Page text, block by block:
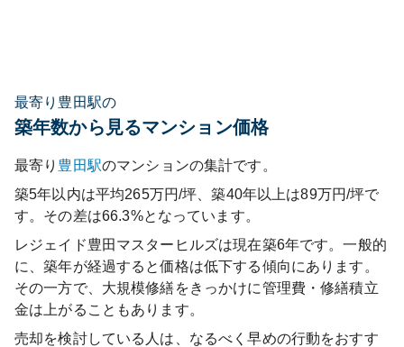
最寄り豊田駅の
築年数から見るマンション価格
最寄り 豊田駅のマンションの集計です。
築5年以内は平均265万円/坪、築40年以上は89万円/坪で
す。その差は66.3%となっています。
レジェイド豊田マスターヒルズは現在築6年です。一般的
に、築年が経過すると価格は低下する傾向にあります。
その一方で、大規模修繕をきっかけに管理費・修繕積立
金は上がることもあります。
売却を検討している人は、なるべく早めの行動をおすす